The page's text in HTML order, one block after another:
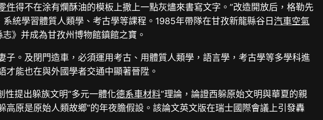
件得不在涂有爛酥油的模板上撒上一點灰燼來書寫文字。”改造開放后，格勒先
系統學習體質人類學、考古學等課程。1985年帶隊在甘孜新龍縣谷日汽車空氣
》并成為甘孜州博物館鎮館之寶。
。及閉門造車，必須運用考古、用體質人類學，語言學，考古學等多學科進
能也在與外國學者交通中顯著晉陞。
性提出躲族文明“多元一體化德系車材料”理論，論證西躲原始文明與華夏的親
原是原始人類故鄉”的年夜膽假設。該論文英文版在瑞士國際會議上引發轟